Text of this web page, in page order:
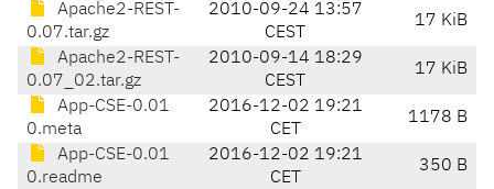
Apache2-REST-
0.07.tar.gz
2010-09-24 13:57
CEST
17 KiB
Apache2-REST-
0.07_02.tar.gz
2010-09-14 18:29
CEST
17 KiB
App-CSE-0.01
0.meta
2016-12-02 19:21
CET
1178 B
App-CSE-0.01
0.readme
2016-12-02 19:21
CET
350 B